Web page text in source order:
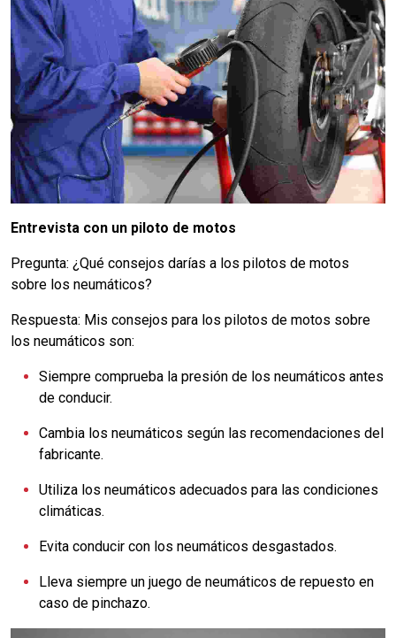
Entrevista con un piloto de motos
Pregunta: ¿Qué consejos darías a los pilotos de motos
sobre los neumáticos?
Respuesta: Mis consejos para los pilotos de motos sobre
los neumáticos son:
Siempre comprueba la presión de los neumáticos antes
de conducir.
Cambia los neumáticos según las recomendaciones del
fabricante.
Utiliza los neumáticos adecuados para las condiciones
climáticas.
Evita conducir con los neumáticos desgastados.
Lleva siempre un juego de neumáticos de repuesto en
caso de pinchazo.